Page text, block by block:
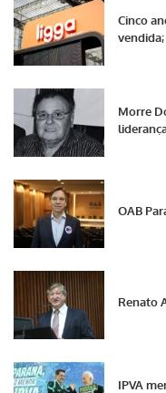
Cinco
vendida;
Morre
OAB
Renato
IPVA